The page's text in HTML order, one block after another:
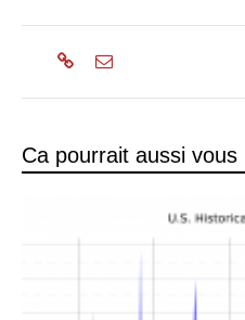
Ca pourrait aussi vous